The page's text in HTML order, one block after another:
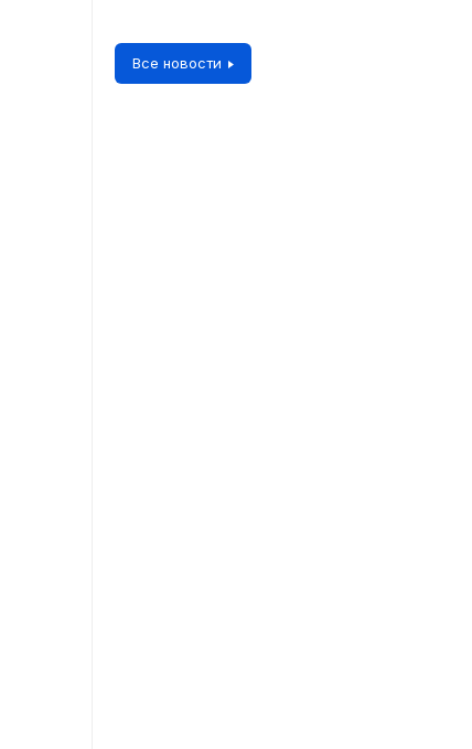
Все новости